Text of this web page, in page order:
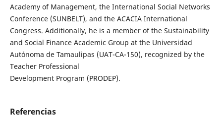
Academy of Management, the International Social Networks
Conference (SUNBELT), and the ACACIA International
Congress. Additionally, he is a member of the Sustainability
and Social Finance Academic Group at the Universidad
Autónoma de Tamaulipas (UAT-CA-150), recognized by the
Teacher Professional
Development Program (PRODEP).
Referencias